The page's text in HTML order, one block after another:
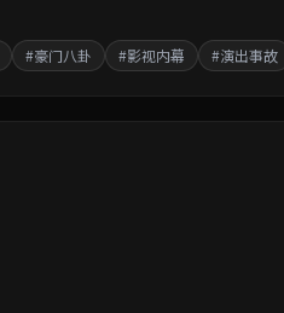
#豪门八卦 #影视内幕 #演出事故